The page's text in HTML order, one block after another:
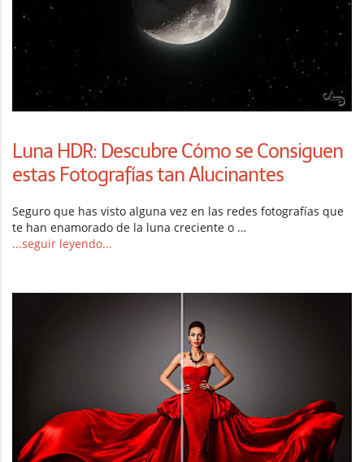
Luna HDR: Descubre Cómo se Consiguen
estas Fotografías tan Alucinantes
Seguro que has visto alguna vez en las redes fotografías que
te han enamorado de la luna creciente o …
...seguir leyendo...